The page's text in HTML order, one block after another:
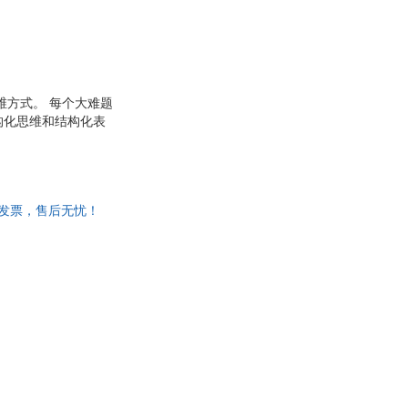
方式。 每个大难题
思维和结构化表
票，售后无忧！